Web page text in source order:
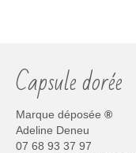
Capsule dorée
Marque déposée ®
Adeline Deneu
07 68 93 37 97